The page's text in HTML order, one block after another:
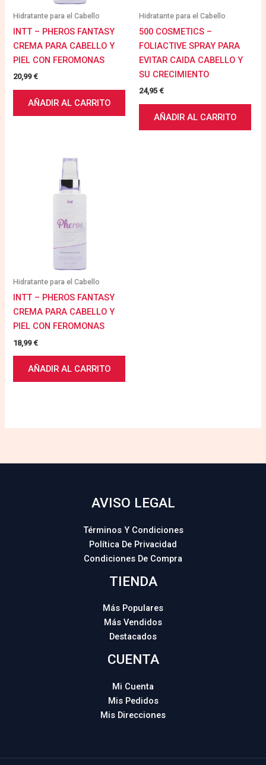
Hidratante para el Cabello
INTT – PHEROS FANTASY
CREMA PARA CABELLO Y
PIEL CON FEROMONAS
20,99€
AÑADIR AL CARRITO
Hidratante para el Cabello
500 COSMETICS –
FOLIACTIVE SPRAY PARA
EVITAR CAIDA CABELLO Y
SU CRECIMIENTO
24,95€
AÑADIR AL CARRITO
Hidratante para el Cabello
INTT – PHEROS FANTASY
CREMA PARA CABELLO Y
PIEL CON FEROMONAS
18,99€
AÑADIR AL CARRITO
AVISO LEGAL
Términos Y Condiciones
Política De Privacidad
Condiciones De Compra
TIENDA
Más Populares
Más Vendidos
Destacados
CUENTA
Mi Cuenta
Mis Pedidos
Mis Direcciones